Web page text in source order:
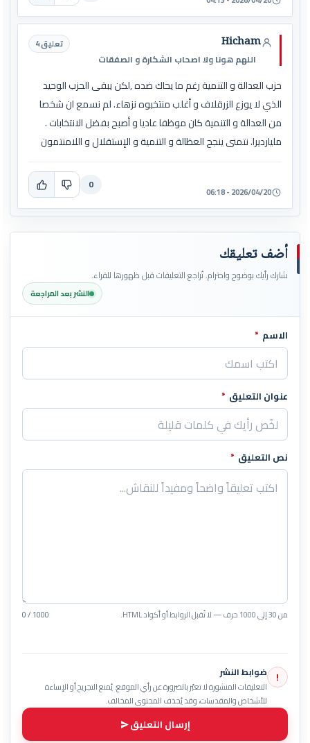
Hicham
اللهم هونا ولا اصحاب الشكارة و الصفقات
تعليق 4
حزب العدالة و التنمية رغم ما يحاك ضده ,لكن يبقى الحزب الوحيد
الذي لا يوزع الزرقلاف و أغلب منتخبوه نزهاء. لم نسمع ان شخصا
من العدالة و التنمية كان موظفا عاديا و أصبح بفضل الانتخابات .
مليارديرا. نتمنى ينجح العظالة و التنمية و الإستقلال و اللامنتمون
2026/04/20 - 06:18
0
أضف تعليقك
شارك رأيك بوضوح واحترام. تُراجع التعليقات قبل ظهورها للقراء.
النشر بعد المراجعة
اترك هذا الحقل فارغاً
الاسم *
عنوان التعليق *
نص التعليق *
من 30 إلى 1000 حرف — لا تُقبل الروابط أو أكواد HTML. 0 / 1000
! ضوابط النشر
التعليقات المنشورة لا تعبّر بالضرورة عن رأي الموقع. يُمنع التجريح أو الإساءة
للأشخاص والمقدسات، وقد يُحذف المحتوى المخالف.
إرسال التعليق